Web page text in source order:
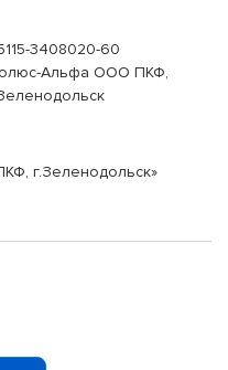
3408020-60
Альфа ООО ПКФ,
г.Зеленодольск»